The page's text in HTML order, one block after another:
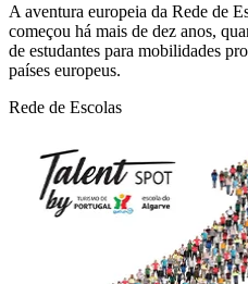
A aventura europeia da Rede de
começou há mais de dez anos,
de estudantes para mobilidades
países europeus.
Rede de Escolas